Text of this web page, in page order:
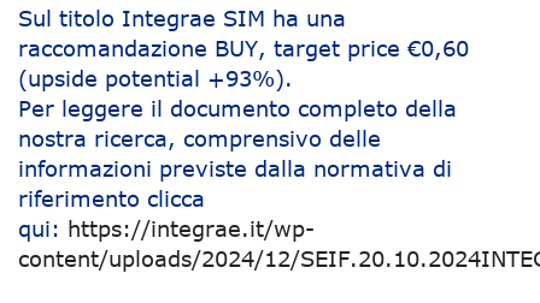
Sul titolo Integrae SIM ha una
raccomandazione BUY, target price €0,60
(upside potential +93%).
Per leggere il documento completo della
nostra ricerca, comprensivo delle
informazioni previste dalla normativa di
riferimento clicca
qui: https://integrae.it/wp-
content/uploads/2024/12/